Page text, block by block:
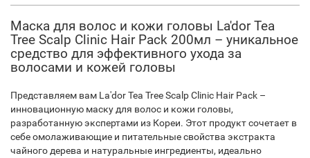
Маска для волос и кожи головы La'dor Tea
Tree Scalp Clinic Hair Pack 200мл – уникальное
средство для эффективного ухода за
волосами и кожей головы
Представляем вам La'dor Tea Tree Scalp Clinic Hair Pack –
инновационную маску для волос и кожи головы,
разработанную экспертами из Кореи. Этот продукт сочетает в
себе омолаживающие и питательные свойства экстракта
чайного дерева и натуральные ингредиенты, идеально